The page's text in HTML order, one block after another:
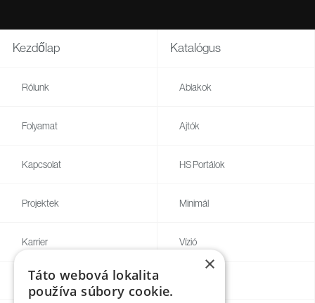
Kezdőlap
Rólunk
Folyamat
Kapcsolat
Projektek
Karrier
Blog
Katalógus
Ablakok
Ajtók
HS Portálok
Minimál
Vízió
×
Táto webová lokalita
používa súbory cookie.